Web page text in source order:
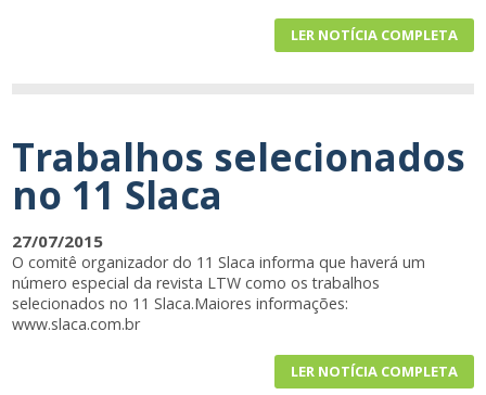
LER NOTÍCIA COMPLETA
Trabalhos selecionados
no 11 Slaca
27/07/2015
O comitê organizador do 11 Slaca informa que haverá um
número especial da revista LTW como os trabalhos
selecionados no 11 Slaca.Maiores informações:
www.slaca.com.br
LER NOTÍCIA COMPLETA